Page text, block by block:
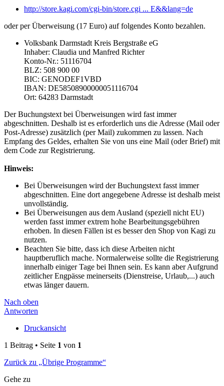
http://store.kagi.com/cgi-bin/store.cgi ... E&&lang=de
oder per Überweisung (17 Euro) auf folgendes Konto bezahlen.
Volksbank Darmstadt Kreis Bergstraße eG
Inhaber: Claudia und Manfred Richter
Konto-Nr.: 51116704
BLZ: 508 900 00
BIC: GENODEF1VBD
IBAN: DE58508900000051116704
Ort: 64283 Darmstadt
Der Buchungstext bei Überweisungen wird fast immer
abgeschnitten. Deshalb ist es erforderlich uns die Adresse (Mail oder
Post-Adresse) zusätzlich (per Mail) zukommen zu lassen. Nach
Empfang des Geldes, erhalten Sie von uns eine Mail (oder Brief) mit
dem Code zur Registrierung.
Hinweis:
Bei Überweisungen wird der Buchungstext fasst immer
abgeschnitten. Eine dort angegebene Adresse ist deshalb meist
unvollständig.
Bei Überweisungen aus dem Ausland (speziell nicht EU)
werden fasst immer extrem hohe Bearbeitungsgebühren
erhoben. In diesen Fällen ist es besser den Shop von Kagi zu
nutzen.
Beachten Sie bitte, dass ich diese Arbeiten nicht
hauptberuflich mache. Normalerweise sollte die Registrierung
innerhalb einiger Tage bei Ihnen sein. Es kann aber Aufgrund
zeitlicher Engpässe meinerseits (Dienstreise, Urlaub,...) auch
etwas länger dauern.
Nach oben
Antworten
Druckansicht
1 Beitrag • Seite 1 von 1
Zurück zu „Übrige Programme“
Gehe zu